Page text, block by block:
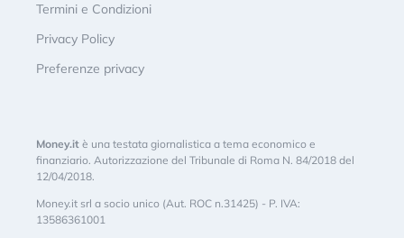
Termini e Condizioni
Privacy Policy
Preferenze privacy
Money.it è una testata giornalistica a tema economico e
finanziario. Autorizzazione del Tribunale di Roma N. 84/2018 del
12/04/2018.
Money.it srl a socio unico (Aut. ROC n.31425) - P. IVA:
13586361001